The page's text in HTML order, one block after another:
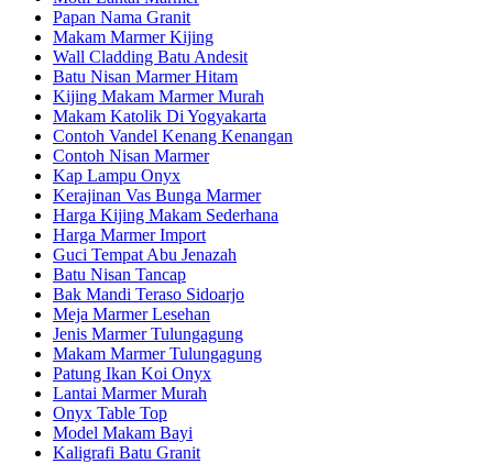
Papan Nama Granit
Makam Marmer Kijing
Wall Cladding Batu Andesit
Batu Nisan Marmer Hitam
Kijing Makam Marmer Murah
Makam Katolik Di Yogyakarta
Contoh Vandel Kenang Kenangan
Contoh Nisan Marmer
Kap Lampu Onyx
Kerajinan Vas Bunga Marmer
Harga Kijing Makam Sederhana
Harga Marmer Import
Guci Tempat Abu Jenazah
Batu Nisan Tancap
Bak Mandi Teraso Sidoarjo
Meja Marmer Lesehan
Jenis Marmer Tulungagung
Makam Marmer Tulungagung
Patung Ikan Koi Onyx
Lantai Marmer Murah
Onyx Table Top
Model Makam Bayi
Kaligrafi Batu Granit